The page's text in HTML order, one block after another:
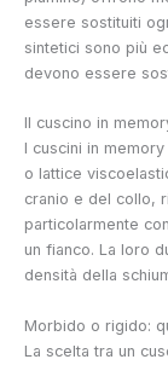
essere sostituiti
sintetici sono più
devono essere
Il cuscino in
I cuscini in
o lattice
cranio e del collo,
particolarmente
un fianco. La loro
densità della
Morbido o rigido:
La scelta tra un